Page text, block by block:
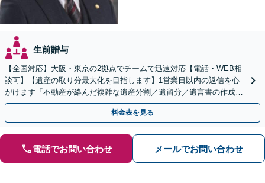
生前贈与
【全国対応】大阪・東京の2拠点でチームで迅速対応【電話・WEB相
談可】【遺産の取り分最大化を目指します】1営業日以内の返信を心
がけます「不動産が絡んだ複雑な遺産分割／遺留分／遺言書の作成・
執行／事業承継など、お任せください」【休日相談あり】
料金表を見る
電話でお問い合わせ メールでお問い合わせ